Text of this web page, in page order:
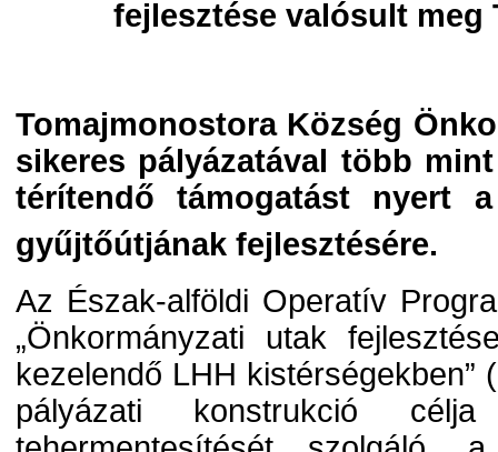
fejlesztése valósult meg
Tomajmonostora Község
sikeres pályázatával több
térítendő támogatást nyert
gyűjtőútjának fejlesztésére.
Az Észak-alföldi Operatív
„Önkormányzati utak
kezelendő LHH kistérségekben”
pályázati konstrukció